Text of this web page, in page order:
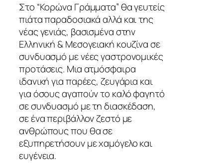
Στο “Κορώνα Γράμματα” θα γευτείς
πιάτα παραδοσιακά αλλά και της
νέας γενιάς, βασισμένα στην
Ελληνική & Μεσογειακή κουζίνα σε
συνδυασμό με νέες γαστρονομικές
προτάσεις. Μια ατμόσφαιρα
ιδανική για παρέες, ζευγάρια και
για όσους αγαπούν το καλό φαγητό
σε συνδυασμό με τη διασκέδαση,
σε ένα περιβάλλον ζεστό με
ανθρώπους που θα σε
εξυπηρετήσουν με χαμόγελο και
ευγένεια.